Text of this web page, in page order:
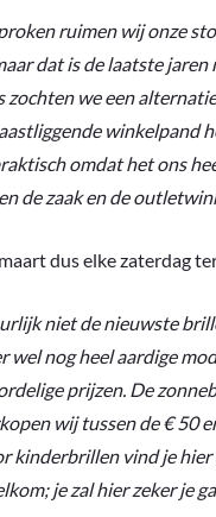
ruimen wij onze
dat is de laatste jaren
zochten we een
winkelpand
omdat het ons
de zaak en de
dus elke zaterdag
niet de nieuwste
wel nog heel aardige
prijzen. De
wij tussen de € 50
kinderbrillen vind je hier
je zal hier zeker je